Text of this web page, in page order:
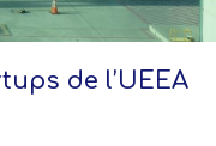
de l’UEEA